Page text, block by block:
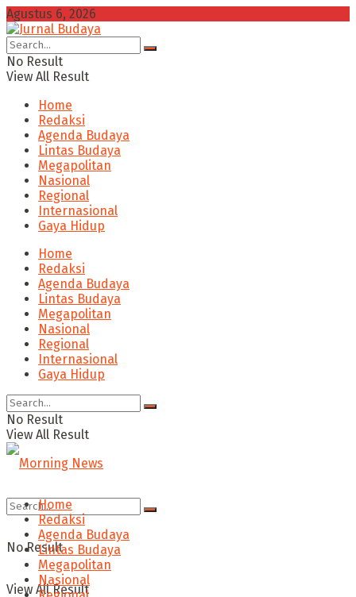
Agustus 6, 2026
No Result
View All Result
Home
Redaksi
Agenda Budaya
Lintas Budaya
Megapolitan
Nasional
Regional
Internasional
Gaya Hidup
Home
Redaksi
Agenda Budaya
Lintas Budaya
Megapolitan
Nasional
Regional
Internasional
Gaya Hidup
No Result
View All Result
No Result
View All Result
Home
Redaksi
Agenda Budaya
Lintas Budaya
Megapolitan
Nasional